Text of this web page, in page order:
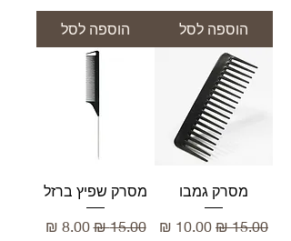
הוספה לסל הוספה לסל
מסרק גמבו
מחיר רגילמחיר מבצע
מסרק שפיץ ברזל
מחיר רגיל‏15.00 ‏₪ מחיר מבצע‏8.00 ‏₪